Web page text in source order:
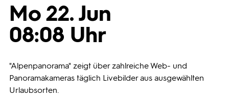
Bilder
Programmwochen
Mo 22. Jun
08:08 Uhr
"Alpenpanorama" zeigt über zahlreiche Web- und
Panoramakameras täglich Livebilder aus ausgewählten
Urlaubsorten.